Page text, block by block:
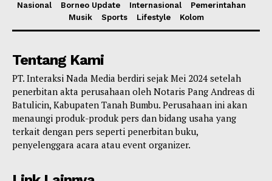
Nasional Borneo Update Internasional
Pemerintahan
Musik
Sports Lifestyle Kolom
Tentang Kami
PT. Interaksi Nada Media berdiri sejak Mei 2024 setelah
penerbitan akta perusahaan oleh Notaris Pang Andreas di
Batulicin, Kabupaten Tanah Bumbu. Perusahaan ini akan
menaungi produk-produk pers dan bidang usaha yang
terkait dengan pers seperti penerbitan buku,
penyelenggara acara atau event organizer.